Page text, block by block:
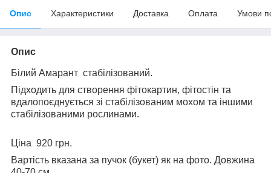
Опис Характеристики Доставка Оплата Умови
Опис
Білий Амарант стабілізований.
Підходить для створення фітокартин, фітостін та
вдалопоєднується зі стабілізованим мохом та іншими
стабілізованими рослинами.
Ціна 920 грн.
Вартість вказана за пучок (букет) як на фото. Довжина